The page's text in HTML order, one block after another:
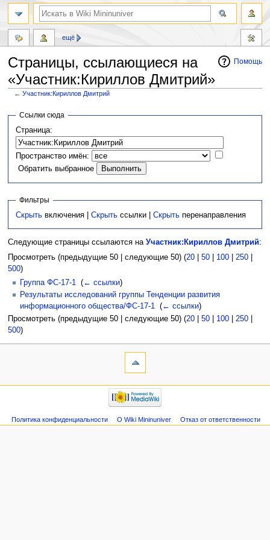
Помощь
Страницы, ссылающиеся на
«Участник:Кириллов Дмитрий»
←Участник:Кириллов Дмитрий
Перейти
навигации
Перейти
поиску
Ссылки сюда
Страница:
Пространство имён:
Обратить выбранное
Фильтры
Скрыть включения |Скрыть ссылки |Скрыть перенаправления
Следующие страницы ссылаются на Участник:Кириллов Дмитрий:
Просмотреть (предыдущие 50 | следующие 50) (20| 50| 100| 250|
500)
Группа ФС-17-1 (← ссылки)
Результаты исследований группы Тенденции развития
информационного общества/ФС-17-1 (← ссылки)
Просмотреть (предыдущие 50 | следующие 50) (20| 50| 100| 250|
500)
ещё
Политика конфиденциальности О Wiki Mininuniver Отказ от ответственности